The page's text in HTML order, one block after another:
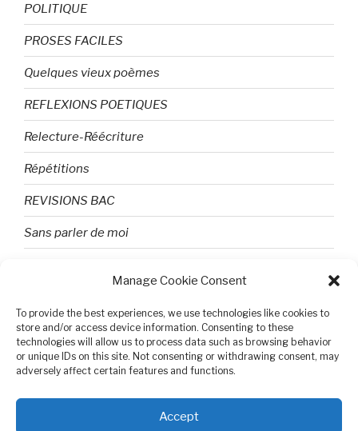
Manage Cookie Consent
To provide the best experiences, we use technologies like cookies to
store and/or access device information. Consenting to these
technologies will allow us to process data such as browsing behavior
or unique IDs on this site. Not consenting or withdrawing consent, may
adversely affect certain features and functions.
Accept
POLITIQUE
PROSES FACILES
Quelques vieux poèmes
REFLEXIONS POETIQUES
Relecture-Réécriture
Répétitions
REVISIONS BAC
Sans parler de moi
Tristesse et attente
Variable complexe